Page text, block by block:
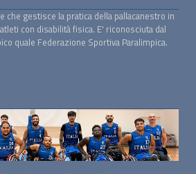
che gestisce la pratica della pallacanestro in
con disabilità fisica. E' riconosciuta dal
quale Federazione Sportiva Paralimpica.